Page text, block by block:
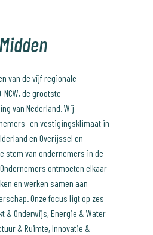
van de vijf regionale
NCW, de grootste
van Nederland. Wij
en vestigingsklimaat in
en Overijssel en
stem van ondernemers in de
ontmoeten elkaar
en werken samen aan
Onze focus ligt op zes
& Onderwijs, Energie & Water
& Ruimte, Innovatie &